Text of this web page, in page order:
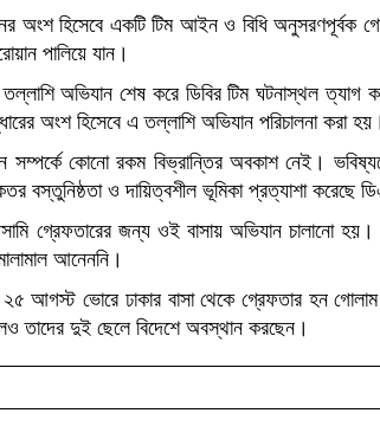
অংশ হিসেবে একটি টিম আইন ও বিধি অনুসরণপূর্বক
পালিয়ে যান।
তল্লাশি অভিযান শেষ করে ডিবির টিম ঘটনাস্থল ত্যাগ
অংশ হিসেবে এ তল্লাশি অভিযান পরিচালনা করা হয়।
সম্পর্কে কোনো রকম বিভ্রান্তির অবকাশ নেই।
বস্তুনিষ্ঠতা ও দায়িত্বশীল ভূমিকা প্রত্যাশা করেছে
গ্রেফতারের জন্য ওই বাসায় অভিযান চালানো হয়।
আনেননি।
ভোরে ঢাকার বাসা থেকে গ্রেফতার হন গোলাম
তাদের দুই ছেলে বিদেশে অবস্থান করছেন।